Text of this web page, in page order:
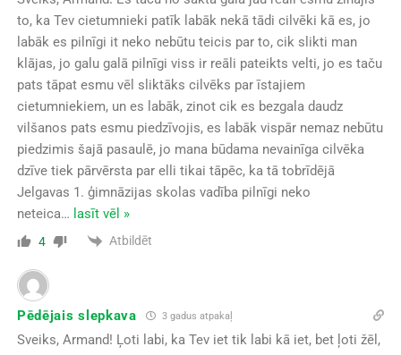
to, ka Tev cietumnieki patīk labāk nekā tādi cilvēki kā es, jo
labāk es pilnīgi it neko nebūtu teicis par to, cik slikti man
klājas, jo galu galā pilnīgi viss ir reāli pateikts velti, jo es taču
pats tāpat esmu vēl sliktāks cilvēks par īstajiem
cietumniekiem, un es labāk, zinot cik es bezgala daudz
vilšanos pats esmu piedzīvojis, es labāk vispār nemaz nebūtu
piedzimis šajā pasaulē, jo mana būdama nevainīga cilvēka
dzīve tiek pārvērsta par elli tikai tāpēc, ka tā tobrīdējā
Jelgavas 1. ģimnāzijas skolas vadība pilnīgi neko
neteica… lasīt vēl »
4 Atbildēt
Pēdējais slepkava 3 gadus atpakaļ
Sveiks, Armand! Ļoti labi, ka Tev iet tik labi kā iet, bet ļoti žēl,